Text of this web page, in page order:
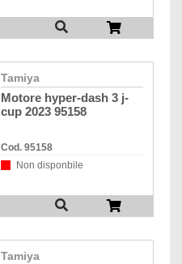
tamiya
motore hyper-dash 3 j-
cup 2023 95158
Cod. 95158
Non disponbile
tamiya